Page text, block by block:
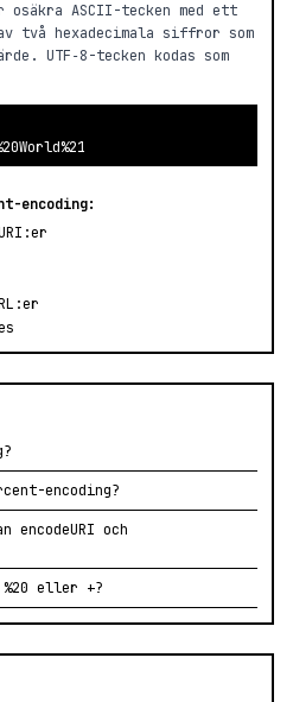
osäkra ASCII-tecken med ett
två hexadecimala siffror som
UTF‑8-tecken kodas som
encoding:
encoding?
encodeURI och
eller +?